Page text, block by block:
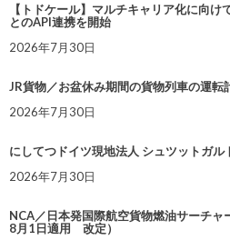
【トドケール】マルチキャリア化に向
とのAPI連携を開始
2026年7月30日
JR貨物／お盆休み期間の貨物列車の運転
2026年7月30日
にしてつドイツ現地法人 シュツットガ
2026年7月30日
NCA／日本発国際航空貨物燃油サーチ
8月1日適用 改定）